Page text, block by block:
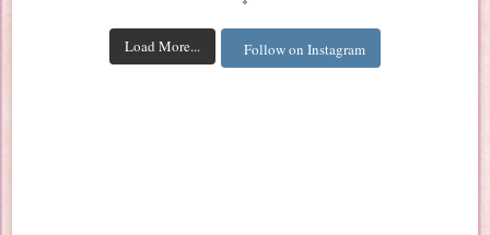
Load More... Follow on Instagram